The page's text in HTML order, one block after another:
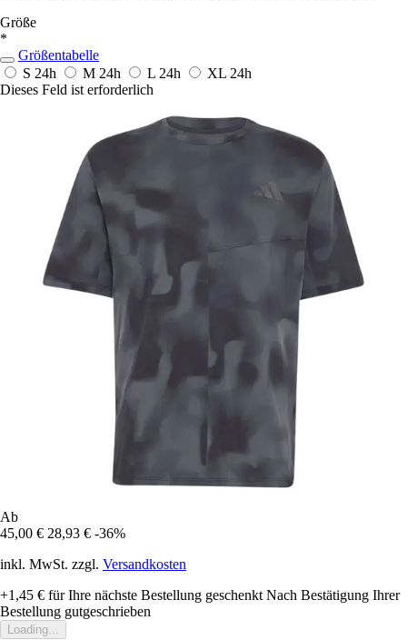
Größe
*
Größentabelle
S 24h M 24h L 24h XL 24h
Dieses Feld ist erforderlich
Ab
45,00 € 28,93 € -36%
inkl. MwSt. zzgl. Versandkosten
+1,45 € für Ihre nächste Bestellung geschenkt Nach Bestätigung Ihrer
Bestellung gutgeschrieben
Loading...